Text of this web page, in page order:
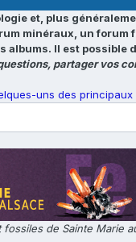
et, plus
minéraux, un
Il est
partager vos
uns des
fossiles de Sainte Marie